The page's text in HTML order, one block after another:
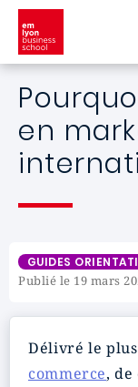
Aller au contenu
en
GUIDES
Publié le 19 mars
Délivré le
commerce,